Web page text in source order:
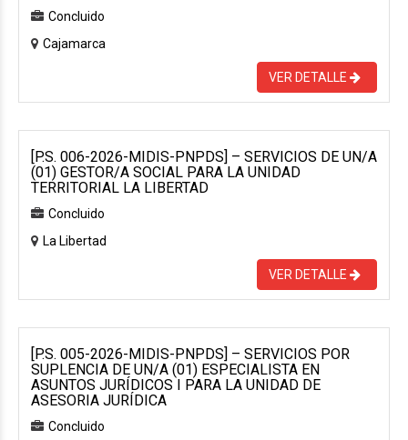
Concluido
Cajamarca
VER DETALLE
[P.S. 006-2026-MIDIS-PNPDS] – SERVICIOS DE UN/A
(01) GESTOR/A SOCIAL PARA LA UNIDAD
TERRITORIAL LA LIBERTAD
Concluido
La Libertad
VER DETALLE
[P.S. 005-2026-MIDIS-PNPDS] – SERVICIOS POR
SUPLENCIA DE UN/A (01) ESPECIALISTA EN
ASUNTOS JURÍDICOS I PARA LA UNIDAD DE
ASESORIA JURÍDICA
Concluido